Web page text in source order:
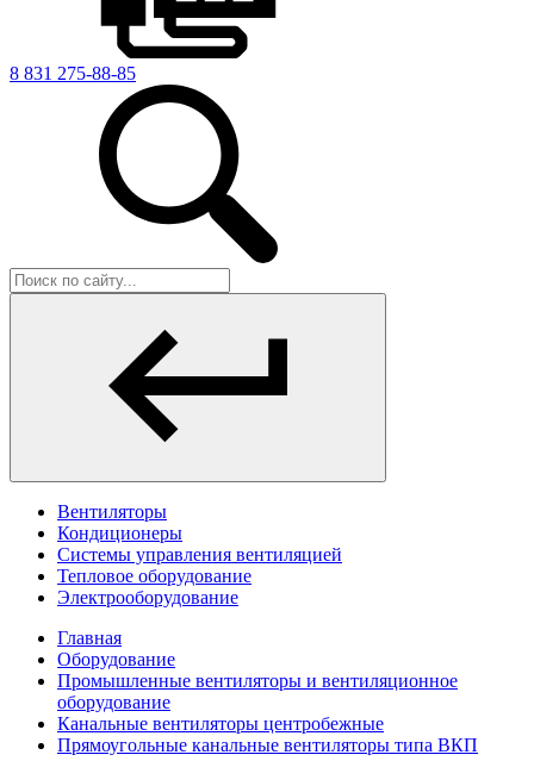
8 831 275-88-85
Вентиляторы
Кондиционеры
Системы управления вентиляцией
Тепловое оборудование
Электрооборудование
Главная
Оборудование
Промышленные вентиляторы и вентиляционное
оборудование
Канальные вентиляторы центробежные
Прямоугольные канальные вентиляторы типа ВКП